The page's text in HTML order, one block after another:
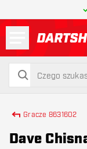
szukaj
szukaj
Gracze 8631602
Dave